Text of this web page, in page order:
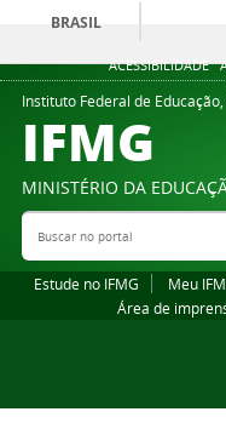
ACESSIBILIDADE
BRASIL
Instituto Federal de
IFMG
MINISTÉRIO DA
Buscar no portal
Estude no IFMG Meu
Área de